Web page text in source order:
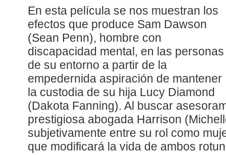
En esta película se nos muestran los
efectos que produce Sam Dawson
(Sean Penn), hombre con
discapacidad mental, en las personas
de su entorno a partir de la
empedernida aspiración de mantener
la custodia de su hija Lucy Diamond
(Dakota Fanning). Al buscar
prestigiosa abogada Harrison
subjetivamente entre su rol como
que modificará la vida de ambos